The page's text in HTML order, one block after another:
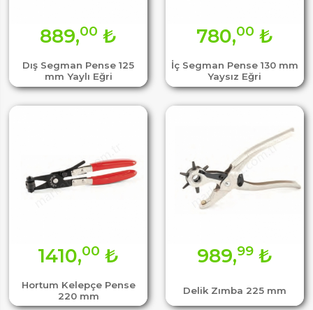
Dış Segman Pense 125
mm Yaylı Eğri
889,00 ₺
İç Segman Pense 130 mm
Yaysız Eğri
780,00 ₺
Hortum Kelepçe Pense
220 mm
1410,00 ₺
Delik Zımba 225 mm
989,99₺